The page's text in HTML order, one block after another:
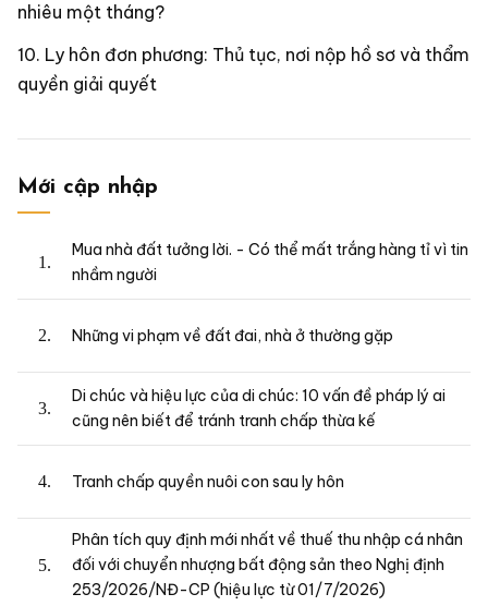
nhiêu một tháng?
Ly hôn đơn phương: Thủ tục, nơi nộp hồ sơ và thẩm
quyền giải quyết
Mới cập nhập
Mua nhà đất tưởng lời. - Có thể mất trắng hàng tỉ vì tin
nhầm người
Những vi phạm về đất đai, nhà ở thường gặp
Di chúc và hiệu lực của di chúc: 10 vấn đề pháp lý ai
cũng nên biết để tránh tranh chấp thừa kế
Tranh chấp quyền nuôi con sau ly hôn
Phân tích quy định mới nhất về thuế thu nhập cá nhân
đối với chuyển nhượng bất động sản theo Nghị định
253/2026/NĐ-CP (hiệu lực từ 01/7/2026)